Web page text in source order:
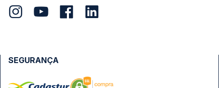
SEGURANÇA